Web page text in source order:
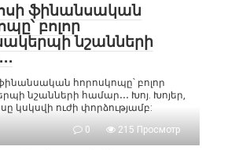
ֆինանսական
բոլոր
նշանների
հորոսկոպը՝ բոլոր
նշանների համար․․․ Խոյ. Խոյեր,
կսկսվի ուժի փորձությամբ:
0 215 Просмотр